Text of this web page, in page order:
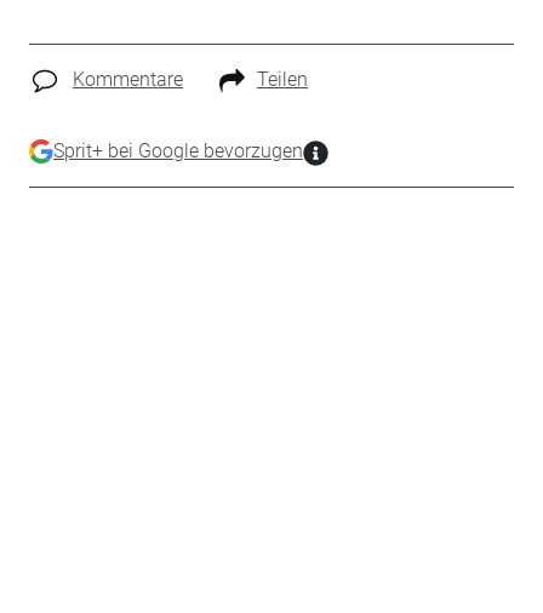
Kommentare Teilen
Sprit+ bei Google bevorzugen